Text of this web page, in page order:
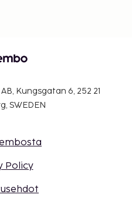
Kungsgatan 6, 252 21
SWEDEN
Policy